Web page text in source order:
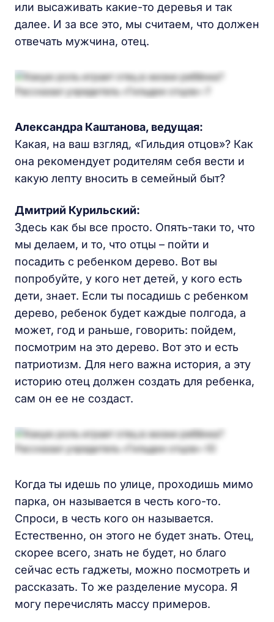
или высаживать какие-то деревья и так
далее. И за все это, мы считаем, что должен
отвечать мужчина, отец.
Александра Каштанова, ведущая:
Какая, на ваш взгляд, «Гильдия отцов»? Как
она рекомендует родителям себя вести и
какую лепту вносить в семейный быт?
Дмитрий Курильский:
Здесь как бы все просто. Опять-таки то, что
мы делаем, и то, что отцы – пойти и
посадить с ребенком дерево. Вот вы
попробуйте, у кого нет детей, у кого есть
дети, знает. Если ты посадишь с ребенком
дерево, ребенок будет каждые полгода, а
может, год и раньше, говорить: пойдем,
посмотрим на это дерево. Вот это и есть
патриотизм. Для него важна история, а эту
историю отец должен создать для ребенка,
сам он ее не создаст.
Когда ты идешь по улице, проходишь мимо
парка, он называется в честь кого-то.
Спроси, в честь кого он называется.
Естественно, он этого не будет знать. Отец,
скорее всего, знать не будет, но благо
сейчас есть гаджеты, можно посмотреть и
рассказать. То же разделение мусора. Я
могу перечислять массу примеров.